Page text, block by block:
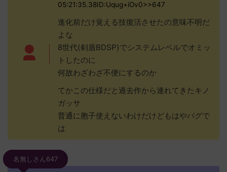
05:21:35.38ID:Uqug+iOv0>>647
進化前だけ覚える技復活させたの意味不明だ
よな
8世代(剣盾BDSP)でシステムレベルでオミッ
トしたのに
何故わざわざ不便にするのか
てかこの仕様だと過去作から連れてきたキノ
ガッサ
普通に胞子使えないわけだけどもはやバグで
は
名無しさん647